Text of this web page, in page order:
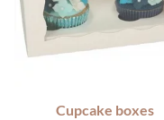
Cupcake boxes